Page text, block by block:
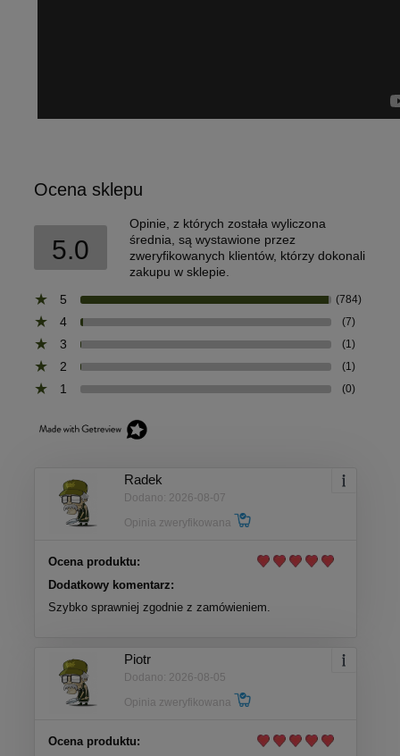
Ocena sklepu
5.0
Opinie, z których została wyliczona
średnia, są wystawione przez
zweryfikowanych klientów, którzy dokonali
zakupu w sklepie.
5
(784)
4 (7)
3 (1)
2 (1)
1 (0)
Radek
Dodano: 2026-08-07
Opinia zweryfikowana
Ocena produktu:
Dodatkowy komentarz:
Szybko sprawniej zgodnie z zamówieniem.
Piotr
Dodano: 2026-08-05
Opinia zweryfikowana
Ocena produktu: